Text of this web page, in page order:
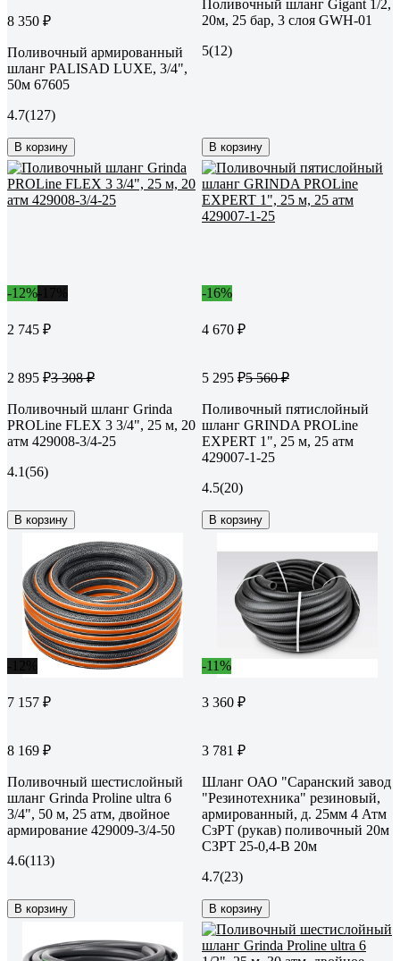
8 350 ₽
Поливочный армированный
шланг PALISAD LUXE, 3/4",
50м 67605
4.7(127)
В корзину
Поливочный шланг Gigant 1/2,
20м, 25 бар, 3 слоя GWH-01
5(12)
В корзину
-12%
2 745 ₽
2 895 ₽3 308 ₽
Поливочный шланг Grinda
PROLine FLEX 3 3/4", 25 м, 20
атм 429008-3/4-25
4.1(56)
В корзину
-16%
4 670 ₽
5 295 ₽5 560 ₽
Поливочный пятислойный
шланг GRINDA PROLine
EXPERT 1", 25 м, 25 атм
429007-1-25
4.5(20)
В корзину
7 157 ₽
8 169 ₽
Поливочный шестислойный
шланг Grinda Proline ultra 6
3/4", 50 м, 25 атм, двойное
армирование 429009-3/4-50
4.6(113)
В корзину
-11%
3 360 ₽
3 781 ₽
Шланг ОАО "Саранский завод
"Резинотехника" резиновый,
армированный, д. 25мм 4 Атм
СзРТ (рукав) поливочный 20м
СЗРТ 25-0,4-В 20м
4.7(23)
В корзину